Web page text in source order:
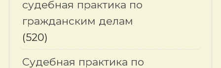
судебная практика по
гражданским делам
(520)
Судебная практика по